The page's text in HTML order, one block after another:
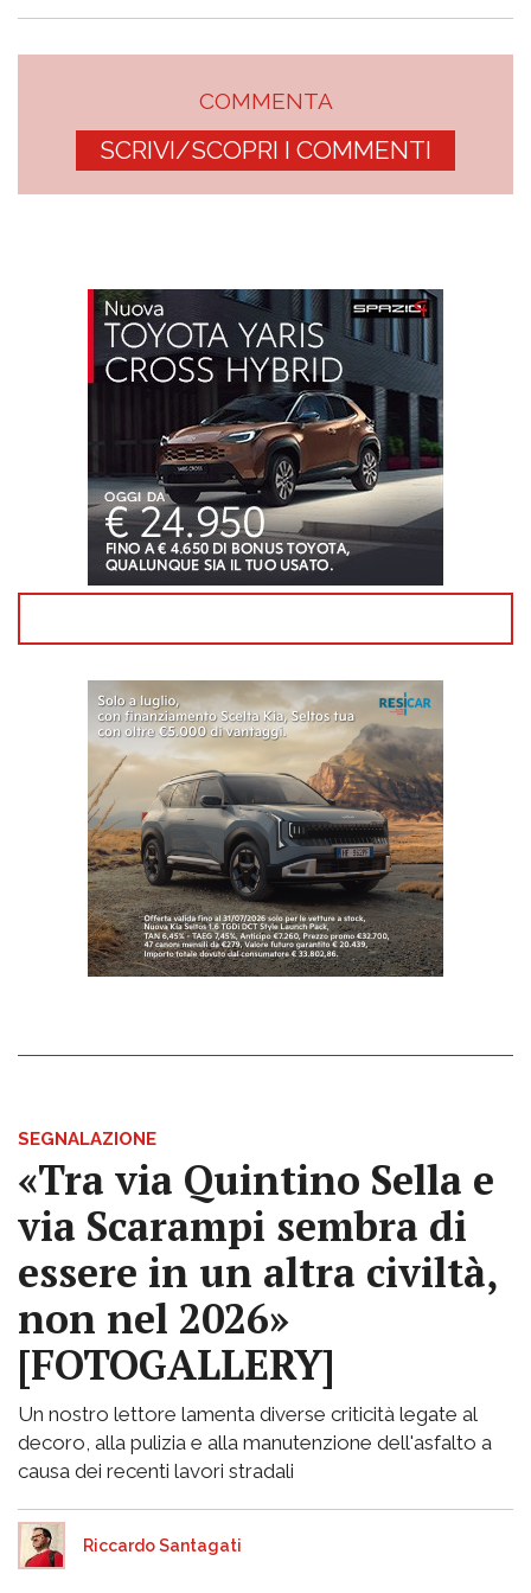
COMMENTA
SCRIVI/SCOPRI I COMMENTI
SEGNALAZIONE
«Tra via Quintino Sella e
via Scarampi sembra di
essere in un altra civiltà,
non nel 2026»
[FOTOGALLERY]
Un nostro lettore lamenta diverse criticità legate al
decoro, alla pulizia e alla manutenzione dell'asfalto a
causa dei recenti lavori stradali
Riccardo Santagati